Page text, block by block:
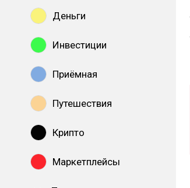
Деньги
Инвестиции
Приёмная
Путешествия
Крипто
Маркетплейсы